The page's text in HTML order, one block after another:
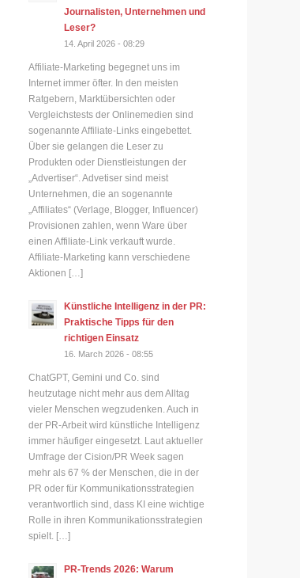
Journalisten, Unternehmen und
Leser?
14. April 2026 - 08:29
Affiliate-Marketing begegnet uns im
Internet immer öfter. In den meisten
Ratgebern, Marktübersichten oder
Vergleichstests der Onlinemedien sind
sogenannte Affiliate-Links eingebettet.
Über sie gelangen die Leser zu
Produkten oder Dienstleistungen der
„Advertiser“. Advetiser sind meist
Unternehmen, die an sogenannte
„Affiliates“ (Verlage, Blogger, Influencer)
Provisionen zahlen, wenn Ware über
einen Affiliate-Link verkauft wurde.
Affiliate-Marketing kann verschiedene
Aktionen […]
Künstliche Intelligenz in der PR:
Praktische Tipps für den
richtigen Einsatz
16. March 2026 - 08:55
ChatGPT, Gemini und Co. sind
heutzutage nicht mehr aus dem Alltag
vieler Menschen wegzudenken. Auch in
der PR-Arbeit wird künstliche Intelligenz
immer häufiger eingesetzt. Laut aktueller
Umfrage der Cision/PR Week sagen
mehr als 67 % der Menschen, die in der
PR oder für Kommunikationsstrategien
verantwortlich sind, dass KI eine wichtige
Rolle in ihren Kommunikationsstrategien
spielt. […]
PR-Trends 2026: Warum